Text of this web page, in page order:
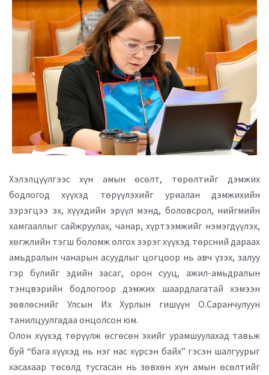
Хэлэлцүүлгээс хүн амын өсөлт, төрөлтийг дэмжих
бодлогод хүүхэд төрүүлэхийг уриалан дэмжихийн
зэрэгцээ эх, хүүхдийн эрүүл мэнд, боловсрол, нийгмийн
хамгааллыг сайжруулах, чанар, хүртээмжийг нэмэгдүүлэх,
хөгжлийн тэгш боломж олгох зэрэг хүүхэд төрсний дараах
амьдралын чанарын асуудлыг цогцоор нь авч үзэх, залуу
гэр бүлийг эдийн засаг, орон сууц, ажил-амьдралын
тэнцвэрийн бодлогоор дэмжих шаардлагатай хэмээн
зөвлөснийг Улсын Их Хурлын гишүүн О.Саранчулуун
танилцуулгадаа онцолсон юм.
Олон хүүхэд төрүүлж өсгөсөн эхийг урамшуулахад тавьж
буй “бага хүүхэд нь нэг нас хүрсэн байх” гэсэн шалгуурыг
хасахаар төсөлд тусгасан нь зөвхөн хүн амын өсөлтийг